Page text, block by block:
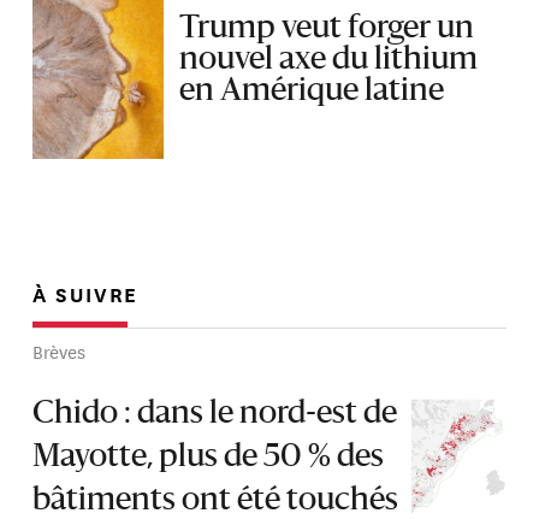
Trump veut forger un
nouvel axe du lithium
en Amérique latine
À SUIVRE
Brèves
Chido : dans le nord-est de
Mayotte, plus de 50 % des
bâtiments ont été touchés